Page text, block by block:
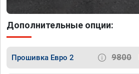
Дополнительные опции:
Прошивка Евро 2 9800